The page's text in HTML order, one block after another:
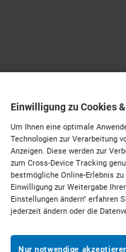
Bewertungen
Einwilligung zu Cookies
Um Ihnen eine optimale
Technologien zur Verarbeitung
Anzeigen. Diese werden zur
zum Cross-Device Tracking
bestmögliche Online-Erlebnis
Einwilligung zur Weitergabe
Einstellungen ändern" erfahren
jederzeit ändern oder die
Nur notwendige